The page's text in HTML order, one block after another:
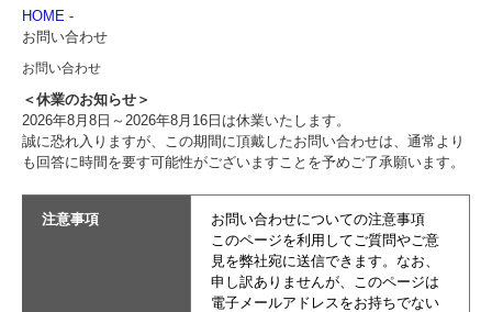
HOME -
お問い合わせ
お問い合わせ
＜休業のお知らせ＞
2026年8月8日～2026年8月16日は休業いたします。
誠に恐れ入りますが、この期間に頂戴したお問い合わせは、通常より
も回答に時間を要す可能性がございますことを予めご了承願います。
注意事項
お問い合わせについての注意事項
このページを利用してご質問やご意
見を弊社宛に送信できます。なお、
申し訳ありませんが、このページは
電子メールアドレスをお持ちでない